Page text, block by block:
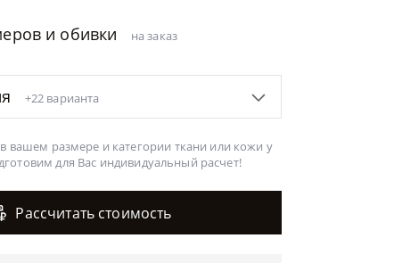
и обивки на заказ
+22 варианта
вашем размере и категории ткани или кожи у
для Вас индивидуальный расчет!
Рассчитать стоимость